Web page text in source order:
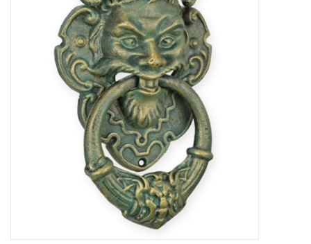
Veronese Design
Giftware & Lifestyle &
Collectables